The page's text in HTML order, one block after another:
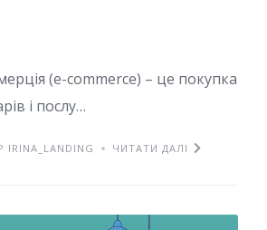
(e-commerce) – це покупка
і послу…
ЧИТАТИ ДАЛІ